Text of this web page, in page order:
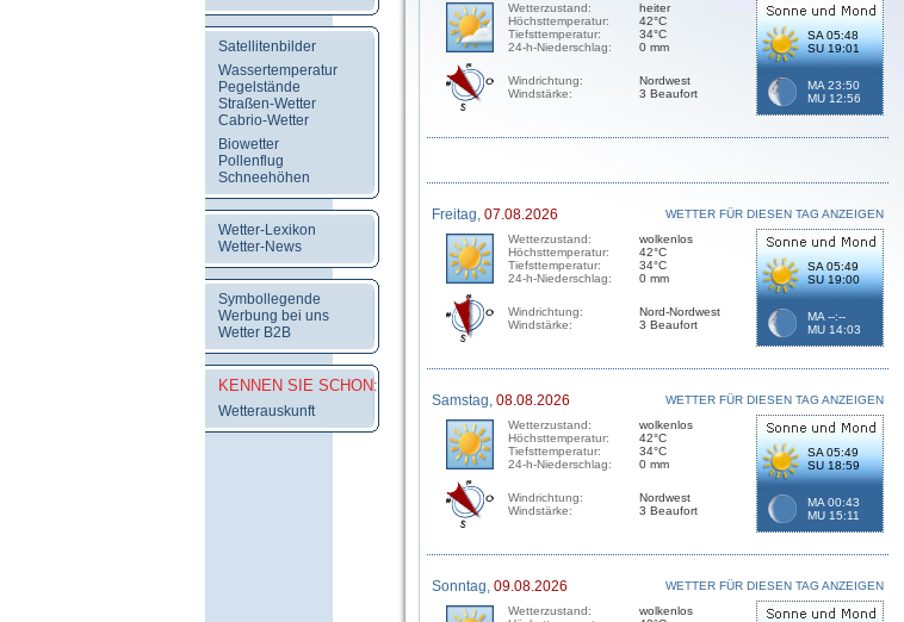
Satellitenbilder
Wassertemperatur
Pegelstände
Straßen-Wetter
Cabrio-Wetter
Biowetter
Pollenflug
Schneehöhen
Wetter-Lexikon
Wetter-News
Symbollegende
Werbung bei uns
Wetter B2B
KENNEN SIE SCHON:
Wetterauskunft
Wetterzustand:
Höchsttemperatur:
Tiefsttemperatur:
24-h-Niederschlag:
heiter
42°C
34°C
0 mm
SA 05:48
SU 19:01
MA 23:50
MU 12:56
Windrichtung:
Windstärke:
Nordwest
3 Beaufort
Freitag, 07.08.2026
WETTER FÜR DIESEN TAG ANZEIGEN
Wetterzustand:
Höchsttemperatur:
Tiefsttemperatur:
24-h-Niederschlag:
wolkenlos
42°C
34°C
0 mm
SA 05:49
SU 19:00
MA --:--
MU 14:03
Windrichtung:
Windstärke:
Nord-Nordwest
3 Beaufort
Samstag, 08.08.2026
WETTER FÜR DIESEN TAG ANZEIGEN
Wetterzustand:
Höchsttemperatur:
Tiefsttemperatur:
24-h-Niederschlag:
wolkenlos
42°C
34°C
0 mm
SA 05:49
SU 18:59
MA 00:43
MU 15:11
Windrichtung:
Windstärke:
Nordwest
3 Beaufort
Sonntag, 09.08.2026
WETTER FÜR DIESEN TAG ANZEIGEN
Wetterzustand:
wolkenlos